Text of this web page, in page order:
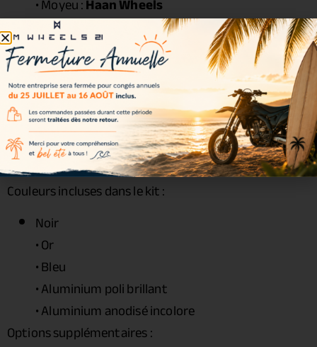
• Moyeu :Haan Wheels
• Rayons : acier zingué
• Écrous : acier renforcé
• Roulements : inclus
• Joints spy : inclus
• Entretoises : incluses
• Visserie : incluse
Couleurs disponibles
Couleurs incluses dans le kit :
Noir
• Or
• Bleu
• Aluminium poli brillant
• Aluminium anodisé incolore
Options supplémentaires :